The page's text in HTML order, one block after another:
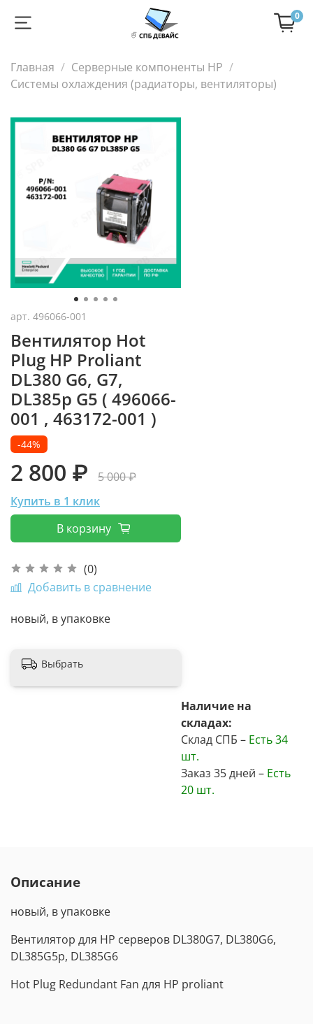
0
Главная
Серверные компоненты HP
Cистемы охлаждения (радиаторы, вентиляторы)
арт. 496066-001
Вентилятор Hot
Plug HP Proliant
DL380 G6, G7,
DL385p G5 ( 496066-
001 , 463172-001 )
(0)
Добавить в сравнение
-44%
2 800 ₽
5 000 ₽
Купить в 1 клик
В корзину
Наличие на
складах:
Склад СПБ – Есть 34
шт.
Заказ 35 дней – Есть
20 шт.
новый, в упаковке
Выбрать
Описание
новый, в упаковке
Вентилятор для HP серверов DL380G7, DL380G6,
DL385G5p, DL385G6
Hot Plug Redundant Fan для HP proliant